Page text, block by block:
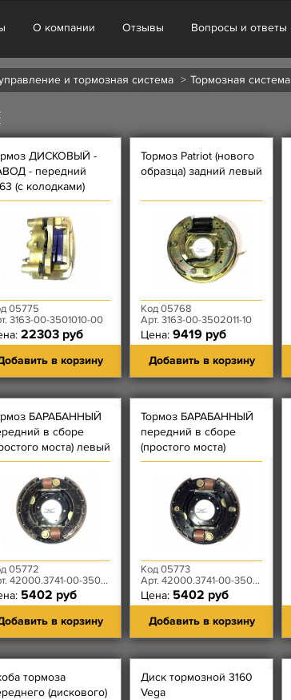
О компании Отзывы Вопросы и ответы
и тормозная система Тормозная система
ДИСКОВЫЙ -
- передний
(с колодками)
под АБС
05775
3163-00-3501010-00
22303 руб
в корзину
Тормоз Patriot (нового
образца) задний левый
Код 05768
Арт. 3163-00-3502011-10
Цена: 9419 руб
Добавить в корзину
БАРАБАННЫЙ
в сборе
моста) левый
05772
42000.3741-00-3501011-00
5402 руб
в корзину
Тормоз БАРАБАННЫЙ
передний в сборе
(простого моста)
правый
Код 05773
Арт. 42000.3741-00-3501010-00
Цена: 5402 руб
Добавить в корзину
тормоза
(дискового)
Диск тормозной 3160
Vega